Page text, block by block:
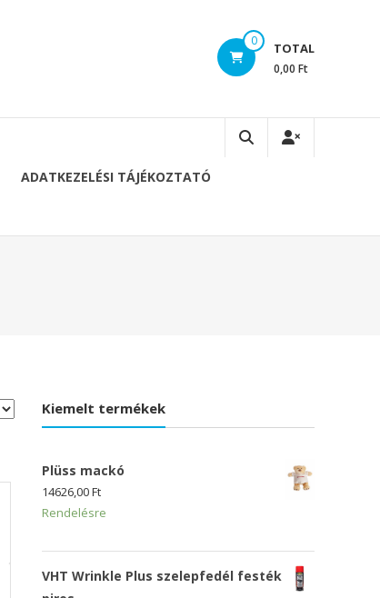
0 TOTAL
0,00 Ft
ADATKEZELÉSI TÁJÉKOZTATÓ
Kiemelt termékek
Plüss mackó
14626,00Ft
Rendelésre
VHT Wrinkle Plus szelepfedél festék